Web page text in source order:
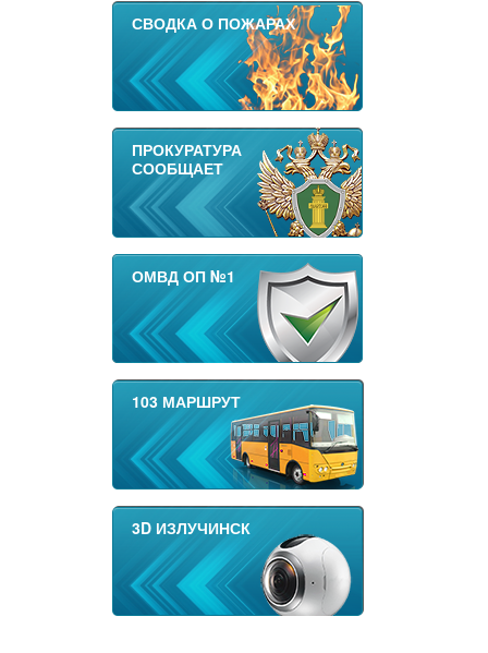
СВОДКА О ПОЖАРАХ
ПРОКУРАТУРА
СООБЩАЕТ
ОМВД ОП №1
103 МАРШРУТ
3D ИЗЛУЧИНСК